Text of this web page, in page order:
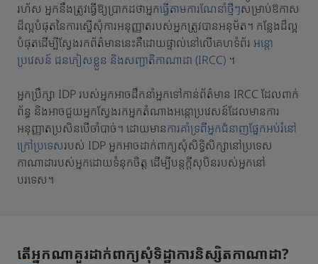
រហ័ស អ្នកនឹងត្រូវធ្វើឱ្យប្រាកដថាអ្នកធ្វើតាមការណែនាំថ្មីៗសម្រាប់ឱកាស
ដ៏ល្អបំផុតនៃការស្នើសុំការអនុញ្ញាតរបស់អ្នកត្រូវបានអនុម័ត។ កន្លែងដ៏ល្អ
បំផុតដើម្បីស្វែងរកព័ត៌មាននេះគឺដោយផ្ទាល់នៅលើគេហទំព័រ អន្តោ
ប្រវេសន៍ ជនភៀសខ្លួន និងសញ្ជាតិកាណាដា (IRCC) ។
អ្នកប្រឹក្សា IDP របស់អ្នកអាចដឹកនាំអ្នកទៅកាន់ព័ត៌មាន IRCC ដែលពាក់
ព័ន្ធ និងអាចជួយអ្នកស្វែងរកអ្នកតំណាងអន្តោប្រវេសន៍ដែលមានការ
អនុញ្ញាតប្រសិនបើចាំបាច់។ ដោយមានការគាំទ្រពីអ្នកជំនាញផ្នែកអប់រំនៅ
ក្រៅប្រទេសរបស់ IDP អ្នកអាចដាក់ពាក្យសុំសិទ្ធិសិក្សានៅប្រទេស
កាណាដារបស់អ្នកដោយទំនុកចិត្ត ដើម្បីបន្តក្តីសុបិនរបស់អ្នកនៅ
បរទេស។
តើអ្នកណាគួរដាក់ពាក្យសុំទិដ្ឋាការនិស្សិតកាណាដា?